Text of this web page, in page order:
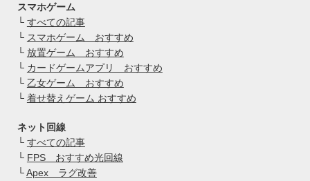
スマホゲーム
└ すべての記事
└ スマホゲーム おすすめ
└ 放置ゲーム おすすめ
└ カードゲームアプリ おすすめ
└ 乙女ゲーム おすすめ
└ 着せ替えゲーム おすすめ
ネット回線
└ すべての記事
└ FPS おすすめ光回線
└Apex ラグ改善